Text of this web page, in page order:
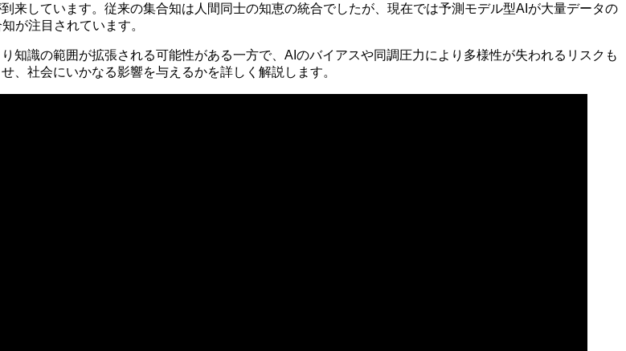
来しています。従来の集合知は人間同士の知恵の統合でしたが、現在では予測モデル型AIが大量データの
が注目されています。
知識の範囲が拡張される可能性がある一方で、AIのバイアスや同調圧力により多様性が失われるリスクも
、社会にいかなる影響を与えるかを詳しく解説します。